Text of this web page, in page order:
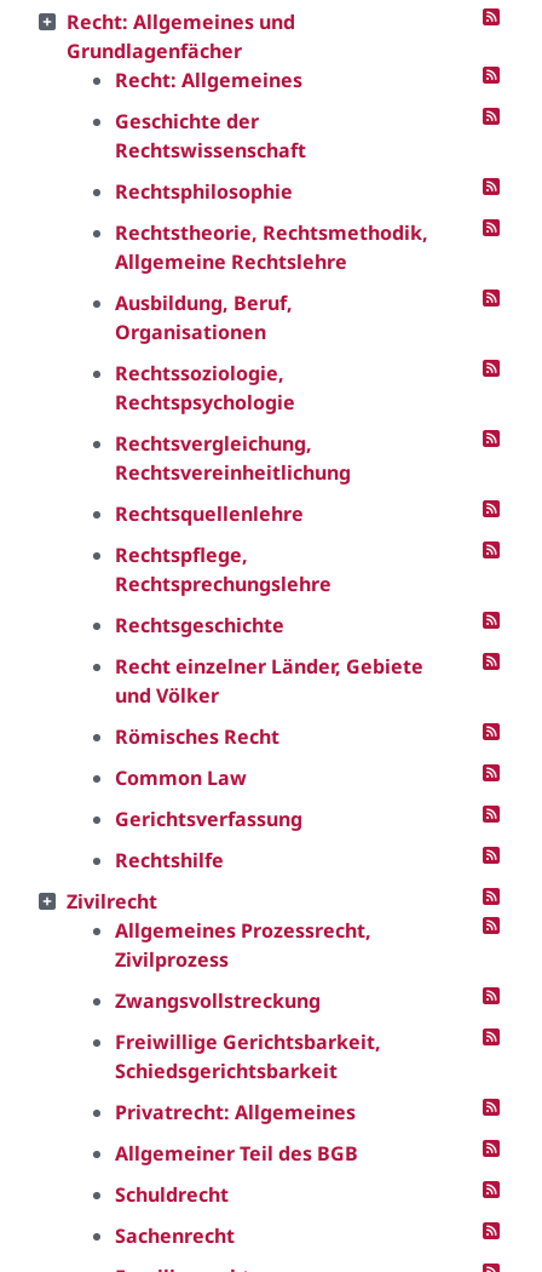
Recht: Allgemeines und
Grundlagenfächer
Recht: Allgemeines
Geschichte der
Rechtswissenschaft
Rechtsphilosophie
Rechtstheorie, Rechtsmethodik,
Allgemeine Rechtslehre
Ausbildung, Beruf,
Organisationen
Rechtssoziologie,
Rechtspsychologie
Rechtsvergleichung,
Rechtsvereinheitlichung
Rechtsquellenlehre
Rechtspflege,
Rechtsprechungslehre
Rechtsgeschichte
Recht einzelner Länder, Gebiete
und Völker
Römisches Recht
Common Law
Gerichtsverfassung
Rechtshilfe
Zivilrecht
Allgemeines Prozessrecht,
Zivilprozess
Zwangsvollstreckung
Freiwillige Gerichtsbarkeit,
Schiedsgerichtsbarkeit
Privatrecht: Allgemeines
Allgemeiner Teil des BGB
Schuldrecht
Sachenrecht